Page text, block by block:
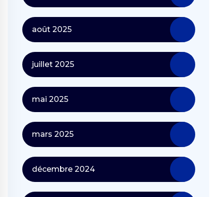
août 2025
juillet 2025
mai 2025
mars 2025
décembre 2024